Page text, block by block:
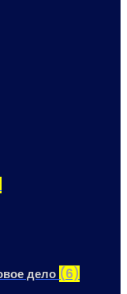
дело (6)